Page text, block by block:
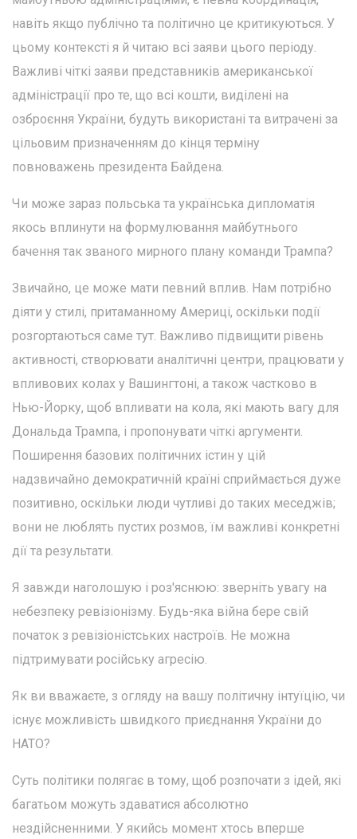
навіть якщо публічно та політично це критикуються. У
цьому контексті я й читаю всі заяви цього періоду.
Важливі чіткі заяви представників американської
адміністрації про те, що всі кошти, виділені на
озброєння України, будуть використані та витрачені за
цільовим призначенням до кінця терміну
повноважень президента Байдена.
Чи може зараз польська та українська дипломатія
якось вплинути на формулювання майбутнього
бачення так званого мирного плану команди Трампа?
Звичайно, це може мати певний вплив. Нам потрібно
діяти у стилі, притаманному Америці, оскільки події
розгортаються саме тут. Важливо підвищити рівень
активності, створювати аналітичні центри, працювати у
впливових колах у Вашингтоні, а також частково в
Нью-Йорку, щоб впливати на кола, які мають вагу для
Дональда Трампа, і пропонувати чіткі аргументи.
Поширення базових політичних істин у цій
надзвичайно демократичній країні сприймається дуже
позитивно, оскільки люди чутливі до таких меседжів;
вони не люблять пустих розмов, їм важливі конкретні
дії та результати.
Я завжди наголошую і роз'яснюю: зверніть увагу на
небезпеку ревізіонізму. Будь-яка війна бере свій
початок з ревізіоністських настроїв. Не можна
підтримувати російську агресію.
Як ви вважаєте, з огляду на вашу політичну інтуїцію, чи
існує можливість швидкого приєднання України до
НАТО?
Суть політики полягає в тому, щоб розпочати з ідей, які
багатьом можуть здаватися абсолютно
нездійсненними. У якийсь момент хтось вперше